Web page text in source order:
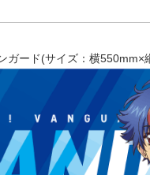
ガード(サイズ：横550mm×